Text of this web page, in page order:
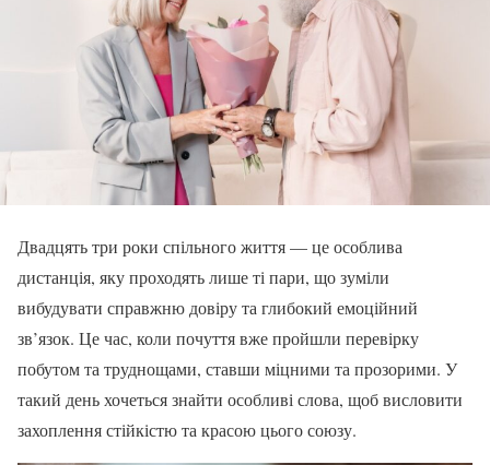
Двадцять три роки спільного життя — це особлива
дистанція, яку проходять лише ті пари, що зуміли
вибудувати справжню довіру та глибокий емоційний
зв’язок. Це час, коли почуття вже пройшли перевірку
побутом та труднощами, ставши міцними та прозорими. У
такий день хочеться знайти особливі слова, щоб висловити
захоплення стійкістю та красою цього союзу.